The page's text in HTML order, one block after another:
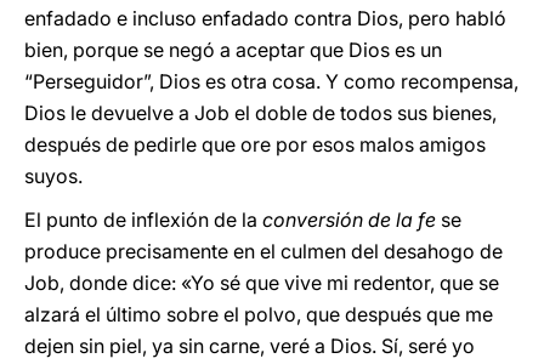
enfadado e incluso enfadado contra Dios, pero habló
bien, porque se negó a aceptar que Dios es un
“Perseguidor”, Dios es otra cosa. Y como recompensa,
Dios le devuelve a Job el doble de todos sus bienes,
después de pedirle que ore por esos malos amigos
suyos.
El punto de inflexión de la conversión de la fe se
produce precisamente en el culmen del desahogo de
Job, donde dice: «Yo sé que vive mi redentor, que se
alzará el último sobre el polvo, que después que me
dejen sin piel, ya sin carne, veré a Dios. Sí, seré yo